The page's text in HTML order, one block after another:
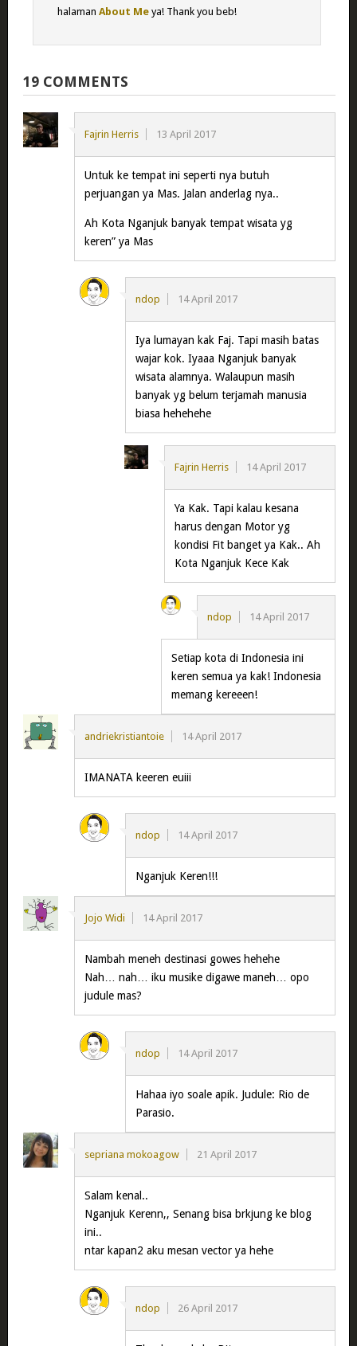
halaman About Meya! Thank you beb!
19 COMMENTS
Fajrin Herris 13 April 2017
Untuk ke tempat ini seperti nya butuh
perjuangan ya Mas. Jalan anderlag nya..
Ah Kota Nganjuk banyak tempat wisata yg
keren” ya Mas
ndop 14 April 2017
Iya lumayan kak Faj. Tapi masih batas
wajar kok. Iyaaa Nganjuk banyak
wisata alamnya. Walaupun masih
banyak yg belum terjamah manusia
biasa hehehehe
Fajrin Herris 14 April 2017
Ya Kak. Tapi kalau kesana
harus dengan Motor yg
kondisi Fit banget ya Kak.. Ah
Kota Nganjuk Kece Kak
ndop 14 April 2017
Setiap kota di Indonesia ini
keren semua ya kak! Indonesia
memang kereeen!
andriekristiantoie 14 April 2017
IMANATA keeren euiii
ndop 14 April 2017
Nganjuk Keren!!!
Jojo Widi 14 April 2017
Nambah meneh destinasi gowes hehehe
Nah… nah… iku musike digawe maneh… opo
judule mas?
ndop 14 April 2017
Hahaa iyo soale apik. Judule: Rio de
Parasio.
sepriana mokoagow 21 April 2017
Salam kenal..
Nganjuk Kerenn,, Senang bisa brkjung ke blog
ini..
ntar kapan2 aku mesan vector ya hehe
ndop 26 April 2017